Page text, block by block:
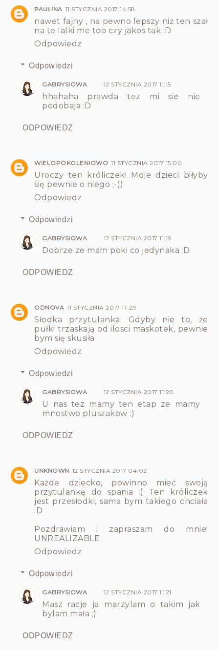
PAULINA 11 STYCZNIA 2017 14:58
nawet fajny , na pewno lepszy niż ten szał
na te lalki me too czy jakos tak :D
Odpowiedz
Odpowiedzi
GABRYSIOWA 12 STYCZNIA 2017 11:15
hhahaha prawda tez mi sie nie
podobaja :D
ODPOWIEDZ
WIELOPOKOLENIOWO 11 STYCZNIA 2017 15:00
Uroczy ten króliczek! Moje dzieci biłyby
się pewnie o niego ;-))
Odpowiedz
Odpowiedzi
GABRYSIOWA 12 STYCZNIA 2017 11:18
Dobrze ze mam poki co jedynaka :D
ODPOWIEDZ
ODNOVA 11 STYCZNIA 2017 17:29
Słodka przytulanka. Gdyby nie to, że
pułki trzaskają od ilosci maskotek, pewnie
bym się skusiła
Odpowiedz
Odpowiedzi
GABRYSIOWA 12 STYCZNIA 2017 11:20
U nas tez mamy ten etap ze mamy
mnostwo pluszakow :)
ODPOWIEDZ
UNKNOWN 12 STYCZNIA 2017 04:02
Każde dziecko, powinno mieć swoją
przytulankę do spania :) Ten króliczek
jest przesłodki, sama bym takiego chciała
:D
Pozdrawiam i zapraszam do mnie!
UNREALIZABLE
Odpowiedz
Odpowiedzi
GABRYSIOWA 12 STYCZNIA 2017 11:21
Masz racje ja marzylam o takim jak
bylam mała ;)
ODPOWIEDZ